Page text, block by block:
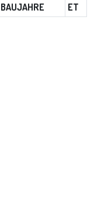
BAUJAHRE ET